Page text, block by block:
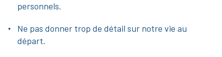
personnels.
Ne pas donner trop de détail sur notre vie au
départ.